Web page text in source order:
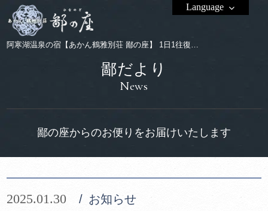
阿寒湖温泉の宿【あかん鶴雅別荘 鄙の座】 1日1往復運行！阿寒湖畔スキー場とホテルを結ぶ阿寒湖温泉巡回バス「まりむ号（冬号）」のご案内
Language
鄙だより
News
鄙の座からのお便りをお届けいたします
2025.01.30 お知らせ